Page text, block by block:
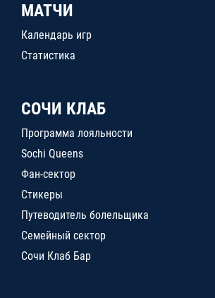
МАТЧИ
Календарь игр
Статистика
СОЧИ КЛАБ
Программа лояльности
Sochi Queens
Фан-сектор
Стикеры
Путеводитель болельщика
Семейный сектор
Сочи Клаб Бар